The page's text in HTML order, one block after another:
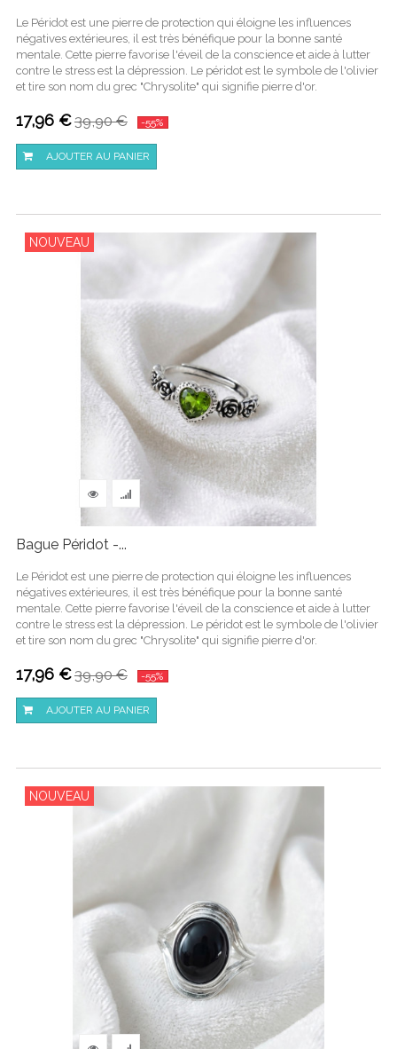
Le Péridot est une pierre de protection qui éloigne les influences
négatives extérieures, il est très bénéfique pour la bonne santé
mentale. Cette pierre favorise l'éveil de la conscience et aide à lutter
contre le stress est la dépression. Le péridot est le symbole de l'olivier
et tire son nom du grec "Chrysolite" qui signifie pierre d'or.
17,96 €39,90 € -55%
AJOUTER AU PANIER
NOUVEAU
Bague Péridot -...
Le Péridot est une pierre de protection qui éloigne les influences
négatives extérieures, il est très bénéfique pour la bonne santé
mentale. Cette pierre favorise l'éveil de la conscience et aide à lutter
contre le stress est la dépression. Le péridot est le symbole de l'olivier
et tire son nom du grec "Chrysolite" qui signifie pierre d'or.
17,96 €39,90 € -55%
AJOUTER AU PANIER
NOUVEAU